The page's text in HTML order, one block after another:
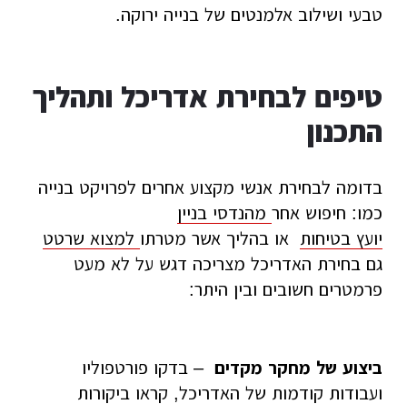
טבעי ושילוב אלמנטים של בנייה ירוקה.
טיפים לבחירת אדריכל ותהליך
התכנון
בדומה לבחירת אנשי מקצוע אחרים לפרויקט בנייה
כמו: חיפוש אחר מהנדסי בניין
יועץ בטיחות
או בהליך אשר מטרתו למצוא שרטט
גם בחירת האדריכל מצריכה דגש על לא מעט
פרמטרים חשובים ובין היתר:
ביצוע של מחקר מקדים – בדקו פורטפוליו
ועבודות קודמות של האדריכל, קראו ביקורות